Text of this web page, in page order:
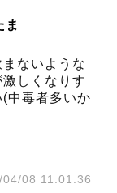
ま
ないような
しくなりす
中毒者多いか
04/08 11:01:36